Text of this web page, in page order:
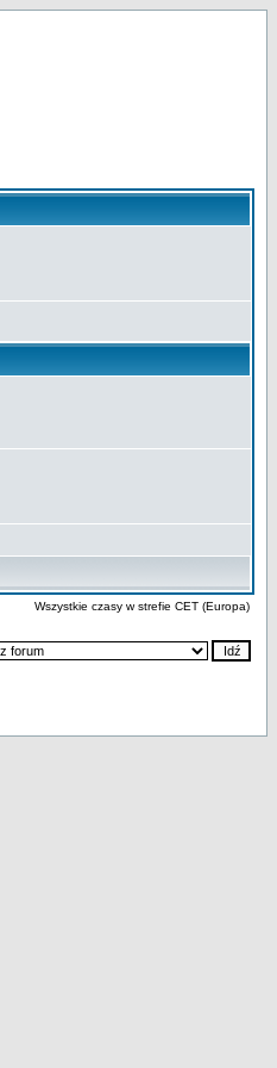
Wszystkie czasy w strefie CET (Europa)